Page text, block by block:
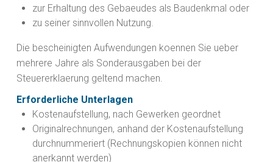
zur Erhaltung des Gebaeudes als Baudenkmal oder
zu seiner sinnvollen Nutzung.
Die bescheinigten Aufwendungen koennen Sie ueber
mehrere Jahre als Sonderausgaben bei der
Steuererklaerung geltend machen.
Erforderliche Unterlagen
Kostenaufstellung, nach Gewerken geordnet
Originalrechnungen, anhand der Kostenaufstellung
durchnummeriert (Rechnungskopien können nicht
anerkannt werden)